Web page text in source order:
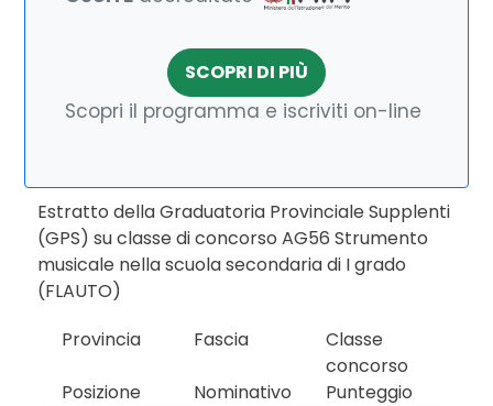
SCOPRI DI PIÙ
Scopri il programma e iscriviti on-line
Estratto della Graduatoria Provinciale Supplenti
(GPS) su classe di concorso AG56 Strumento
musicale nella scuola secondaria di I grado
(FLAUTO)
Provincia
Fascia
Classe
concorso
Posizione
Nominativo
Punteggio